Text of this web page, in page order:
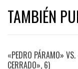
TAMBIÉN
«PEDRO PÁRAMO»
CERRADO», 6)